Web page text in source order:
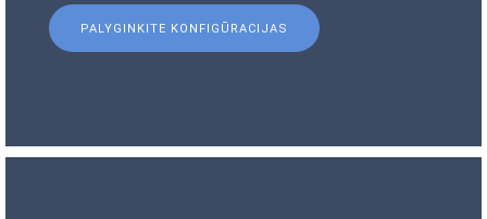
PALYGINKITE KONFIGŪRACIJAS